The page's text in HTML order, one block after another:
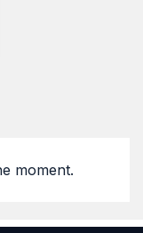
moment.